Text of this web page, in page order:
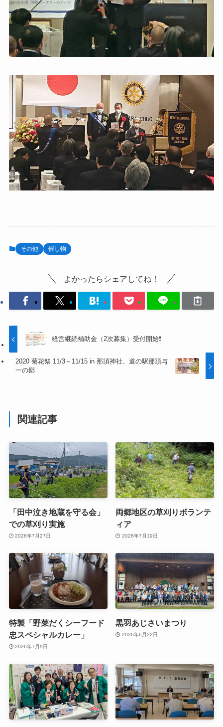
その他 催し物
よかったらシェアしてね！
経営継続補助金（2次募集）受付開始❗
2020 菊花祭 11/3～11/15 in 那須神社、道の駅那須与
一の郷
関連記事
「田中泣き地蔵を守る会」
での草刈り実施
2026年7月27日
両郷地区の草刈りボランテ
ィア
2026年7月19日
特製「野菜だくシーフード
忠スペシャルカレー」
2026年7月9日
黒羽あじさいまつり
2026年6月22日